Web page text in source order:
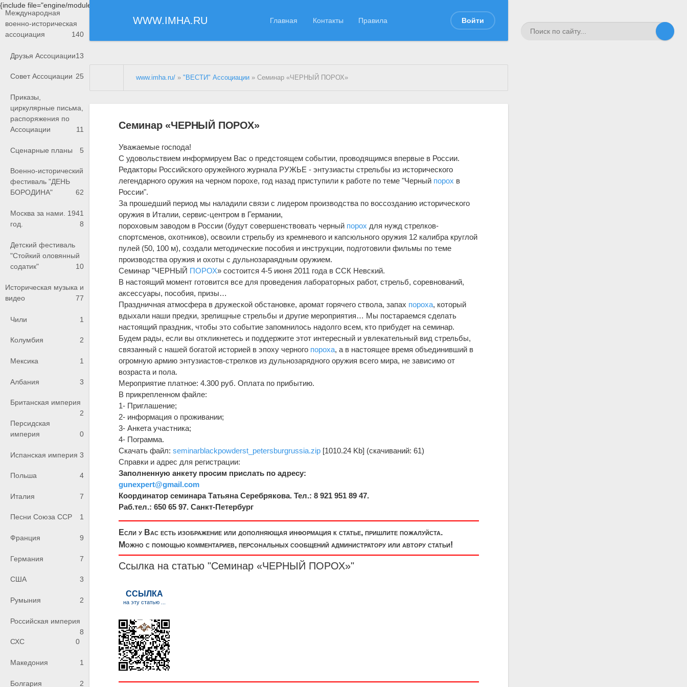
{include file="engine/modules/saperu/head.php"}
WWW.IMHA.RU Главная Контакты Правила Войти
Международная
военно-историческая
ассоциация
140
Друзья Ассоциации13
Совет Ассоциации 25
Приказы,
циркулярные письма,
распоряжения по
Ассоциации
11
Сценарные планы 5
Военно-исторический
фестиваль "ДЕНЬ
БОРОДИНА"
62
Москва за нами. 1941
год.
8
Детский фестиваль
"Стойкий оловянный
содатик"
10
Историческая музыка и
видео
77
Чили 1
Колумбия 2
Мексика 1
Албания 3
Британская империя
2
Персидская
империя
0
Испанская империя 3
Польша 4
Италия 7
Песни Союза ССР 1
Франция 9
Германия 7
США 3
Румыния 2
Российская империя
8
СХС
0
Македония 1
Болгария 2
www.imha.ru/ »"ВЕСТИ" Ассоциации » Семинар «ЧЕРНЫЙ ПОРОХ»
Семинар «ЧЕРНЫЙ ПОРОХ»
Уважаемые господа!
С удовольствием информируем Вас о предстоящем событии, проводящимся впервые в России.
Редакторы Российского оружейного журнала РУЖЬЕ - энтузиасты стрельбы из исторического
легендарного оружия на черном порохе, год назад приступили к работе по теме "Черный порох в
России".
За прошедший период мы наладили связи с лидером производства по воссозданию исторического
оружия в Италии, сервис-центром в Германии,
пороховым заводом в России (будут совершенствовать черный порох для нужд стрелков-
спортсменов, охотников), освоили стрельбу из кремневого и капсюльного оружия 12 калибра круглой
пулей (50, 100 м), создали методические пособия и инструкции, подготовили фильмы по теме
производства оружия и охоты с дульнозараядным оружием.
Семинар "ЧЕРНЫЙ ПОРОХ» состоится 4-5 июня 2011 года в ССК Невский.
В настоящий момент готовится все для проведения лабораторных работ, стрельб, соревнований,
аксессуары, пособия, призы…
Праздничная атмосфера в дружеской обстановке, аромат горячего ствола, запах пороха, который
вдыхали наши предки, зрелищные стрельбы и другие мероприятия… Мы постараемся сделать
настоящий праздник, чтобы это событие запомнилось надолго всем, кто прибудет на семинар.
Будем рады, если вы откликнетесь и поддержите этот интересный и увлекательный вид стрельбы,
связанный с нашей богатой историей в эпоху черного пороха, а в настоящее время объединивший в
огромную армию энтузиастов-стрелков из дульнозарядного оружия всего мира, не зависимо от
возраста и пола.
Мероприятие платное: 4.300 руб. Оплата по прибытию.
В прикрепленном файле:
1- Приглашение;
2- информация о проживании;
3- Анкета участника;
4- Пограмма.
Скачать файл:seminarblackpowderst_petersburgrussia.zip [1010.24 Kb] (cкачиваний: 61)
Справки и адрес для регистрации:
Заполненную анкету просим прислать по адресу:
gunexpert@gmail.com
Координатор семинара Татьяна Серебрякова. Тел.: 8 921 951 89 47.
Раб.тел.: 650 65 97. Санкт-Петербург
Если у Вас есть изображение или дополняющая информация к статье, пришлите пожалуйста.
Можно с помощью комментариев, персональных сообщений администратору или автору статьи!
Ссылка на статью "Семинар «ЧЕРНЫЙ ПОРОХ»"